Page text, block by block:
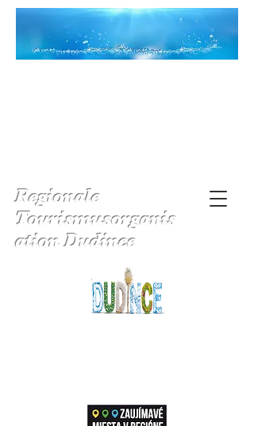
Regionale
Tourismusorganis
ation Dudince